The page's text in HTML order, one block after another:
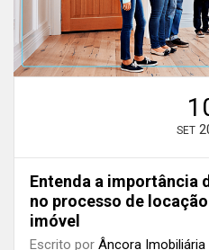
SET
Entenda a importância
no processo de
imóvel
Escrito por Âncora Imobiliária